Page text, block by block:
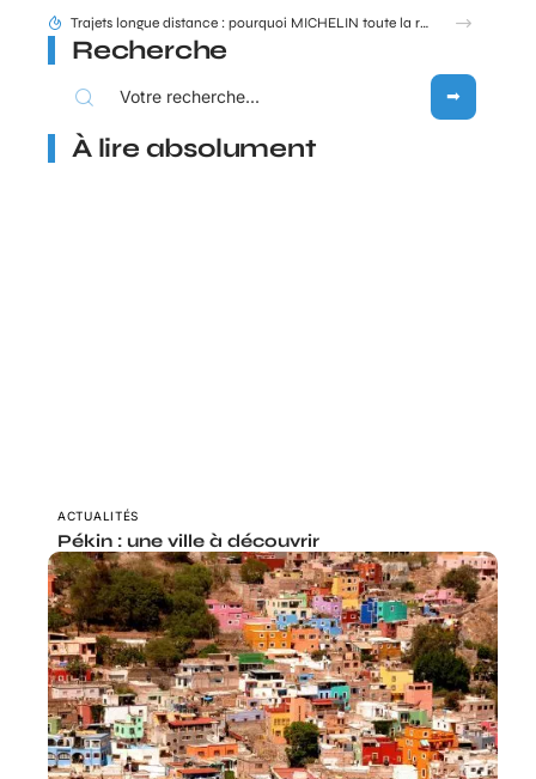
Trajets longue distance : pourquoi MICHELIN toute la route reste une référence en 2026 ?
Recherche
À lire absolument
ACTUALITÉS
Pékin : une ville à découvrir